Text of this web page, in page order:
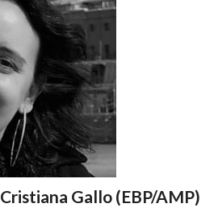
Cristiana Gallo (EBP/AMP)